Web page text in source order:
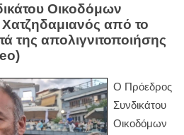
Οικοδόμων
από το
της απολιγνιτοποιήσης
O Πρόεδρος
Συνδικάτου
Οικοδόμων